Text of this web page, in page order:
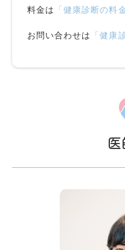
料金は 「健康診断の料金
お問い合わせは 「健康